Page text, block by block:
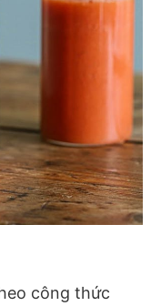
công thức